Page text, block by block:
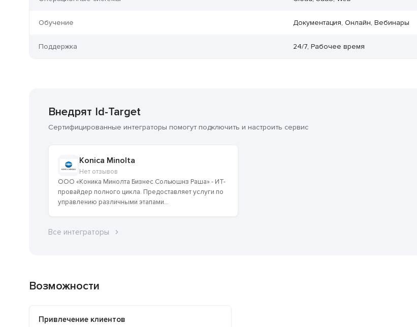
Обучение Документация, Онлайн, Вебинары
Поддержка 24/7, Рабочее время
Внедрят Id-Target
Сертифицированные интеграторы помогут подключить и настроить сервис
Konica Minolta
Нет отзывов
ООО «Коника Минолта Бизнес Сольюшнз Раша» - ИТ-
провайдер полного цикла. Предоставляет услуги по
управлению различными этапами...
Все интеграторы
Возможности
Привлечение клиентов